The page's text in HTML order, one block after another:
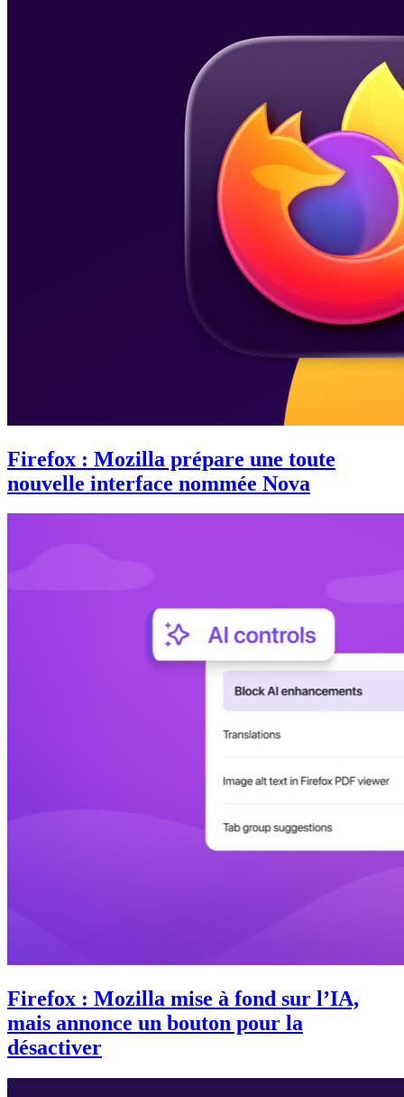
Firefox : Mozilla prépare une toute
nouvelle interface nommée Nova
Firefox : Mozilla mise à fond sur l’IA,
mais annonce un bouton pour la
désactiver